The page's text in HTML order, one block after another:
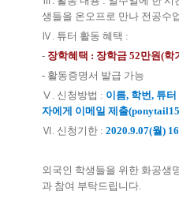
생들을 온오프로 만나 전공수
Ⅳ. 튜터 활동 혜택 :
- 장학혜택 : 장학금 52만원(학
- 활동증명서 발급 가능
Ⅴ. 신청방법 : 이름, 학번, 튜
자에게 이메일 제출
Ⅵ. 신청기한 : 2020.9.07(월)
외국인 학생들을 위한 화공생
과 참여 부탁드립니다.